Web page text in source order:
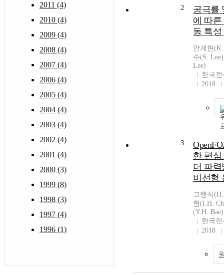
2011 (4)
2010 (4)
2009 (4)
2008 (4)
2007 (4)
2006 (4)
2005 (4)
2004 (4)
2003 (4)
2002 (4)
2001 (4)
2000 (3)
1999 (8)
1998 (3)
1997 (4)
1996 (1)
2
공극률
에 따른
동 특성
안계현
수(S.
Lee)
한국
2018
3
한 편
더 파
비선형
고행식
형(I.H.
(Y.H. Bae)
한국
2018